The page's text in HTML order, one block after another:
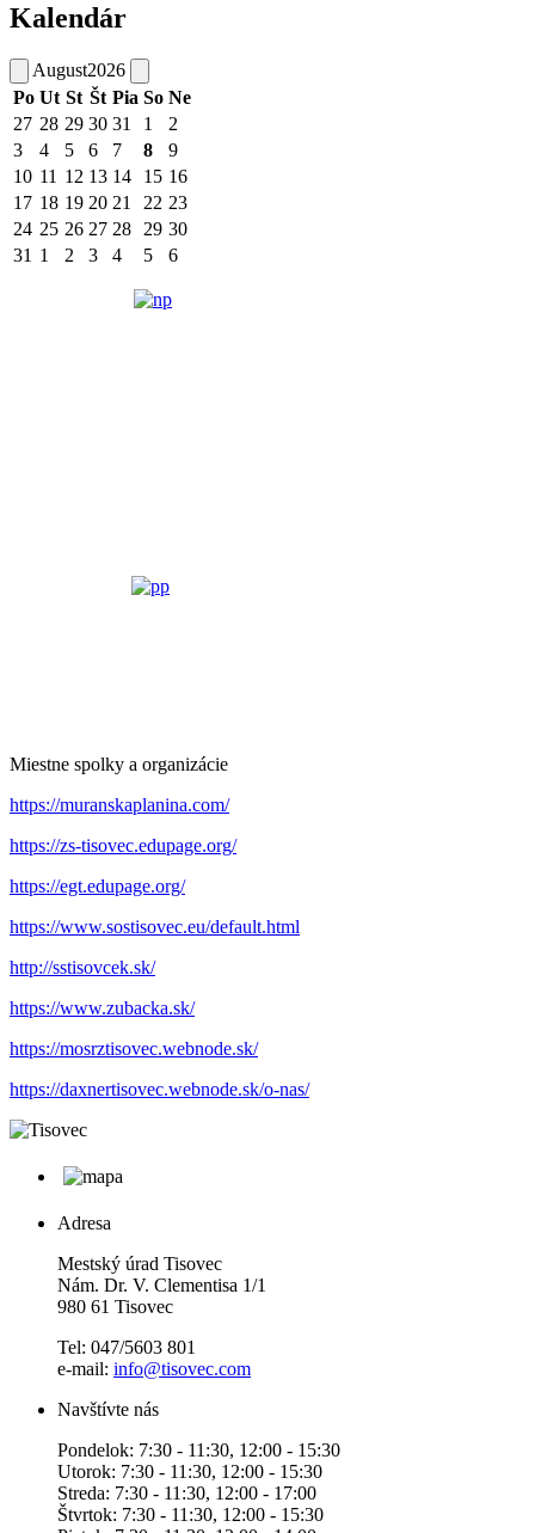
Kalendár
August2026
Po Ut St Št Pia So Ne
27 28 29 30 31 1
2
3
4 5 6 7 8
9
10 11 12 13 14 15 16
17 18 19 20 21 22 23
24 25 26 27 28 29 30
31 1 2 3 4 5 6
Miestne spolky a organizácie
https://muranskaplanina.com/
https://zs-tisovec.edupage.org/
https://egt.edupage.org/
https://www.sostisovec.eu/default.html
http://sstisovcek.sk/
https://www.zubacka.sk/
https://mosrztisovec.webnode.sk/
https://daxnertisovec.webnode.sk/o-nas/
Adresa
Mestský úrad Tisovec
Nám. Dr. V. Clementisa 1/1
980 61 Tisovec
Tel: 047/5603 801
e-mail: info@tisovec.com
Navštívte nás
Pondelok: 7:30 - 11:30, 12:00 - 15:30
Utorok: 7:30 - 11:30, 12:00 - 15:30
Streda: 7:30 - 11:30, 12:00 - 17:00
Štvrtok: 7:30 - 11:30, 12:00 - 15:30